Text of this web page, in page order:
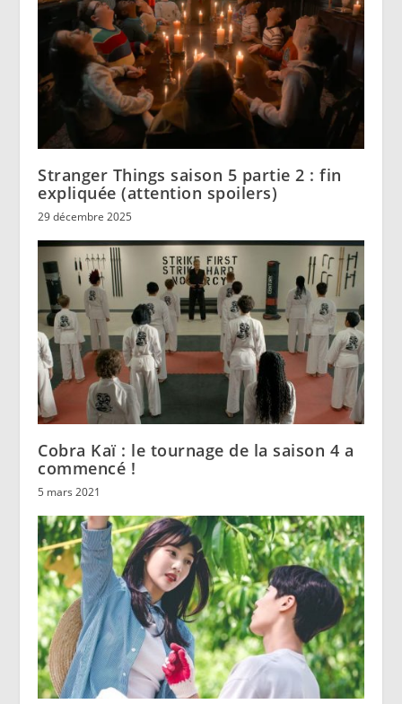
Stranger Things saison 5 partie 2 : fin
expliquée (attention spoilers)
29 décembre 2025
Cobra Kaï : le tournage de la saison 4 a
commencé !
5 mars 2021